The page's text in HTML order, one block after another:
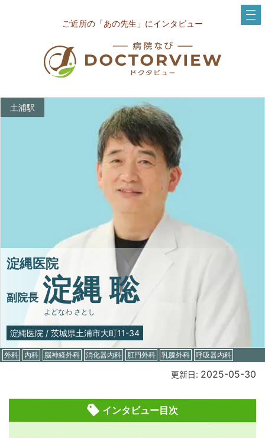
ご近所の「あの先生」にインタビュー
土浦駅
淀縄医院
副院長 淀縄 聡
よどなわ さとし
淀縄医院 / 茨城県土浦市大町11-34
外科 内科 脳神経外科 消化器内科 肛門外科 乳腺外科 呼吸器内科
更新日: 2025-05-30
インタビュー目次